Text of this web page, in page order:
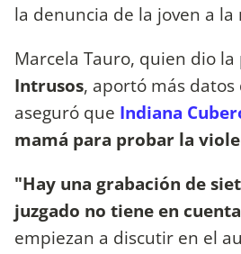
la denuncia de la joven a la
Marcela Tauro, quien dio
Intrusos, aportó más datos
aseguró que Indiana
mamá para probar la
"Hay una grabación de
juzgado no tiene en cuenta
empiezan a discutir en el